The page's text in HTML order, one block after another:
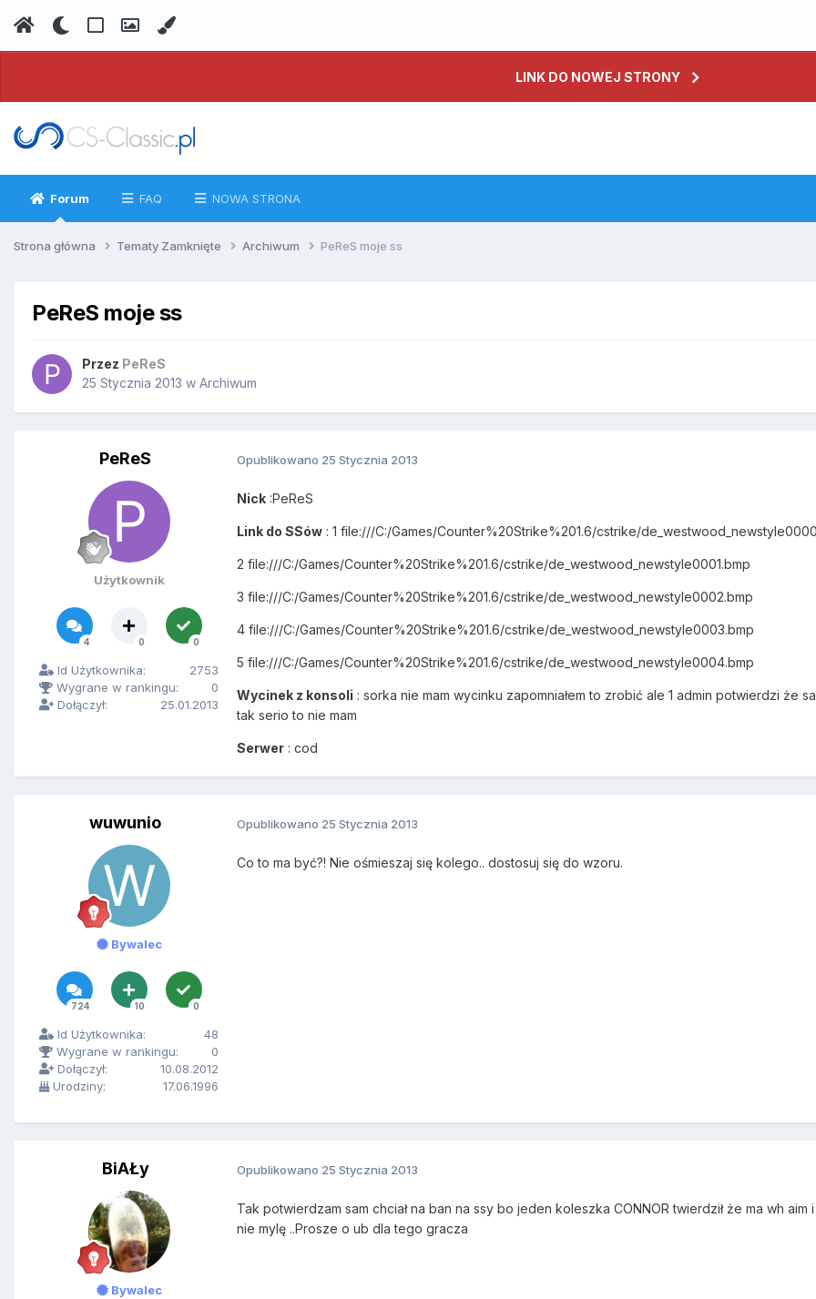
LINK DO NOWEJ STRONY
Forum FAQ NOWA STRONA
Strona główna Tematy Zamknięte Archiwum PeReS moje ss
PeReS moje ss
Przez PeReS
25 Stycznia 2013 w Archiwum
PeReS
Użytkownik
4 0 0
Id Użytkownika:
2753
Wygrane w rankingu:
0
Dołączył:
25.01.2013
Opublikowano 25 Stycznia 2013
Nick :PeReS
Link do SSów : 1 file:///C:/Games/Counter%20Strike%201.6/cstrike/
2 file:///C:/Games/Counter%20Strike%201.6/cstrike/de_westwood_newstyle0001.bmp
3 file:///C:/Games/Counter%20Strike%201.6/cstrike/de_westwood_newstyle0002.bmp
4 file:///C:/Games/Counter%20Strike%201.6/cstrike/de_westwood_newstyle0003.bmp
5 file:///C:/Games/Counter%20Strike%201.6/cstrike/de_westwood_newstyle0004.bmp
Wycinek z konsoli : sorka nie mam wycinku zapomniałem to zrobić ale 1 admin potwierdzi że
tak serio to nie mam
Serwer : cod
wuwunio
Bywalec
724 10 0
Id Użytkownika:
48
Wygrane w rankingu:
0
Dołączył:
10.08.2012
Urodziny:
17.06.1996
Opublikowano 25 Stycznia 2013
Co to ma być?! Nie ośmieszaj się kolego.. dostosuj się do wzoru.
BiAŁy
Bywalec
Opublikowano 25 Stycznia 2013
Tak potwierdzam sam chciał na ban na ssy bo jeden koleszka CONNOR twierdził że ma wh
nie mylę ..Prosze o ub dla tego gracza